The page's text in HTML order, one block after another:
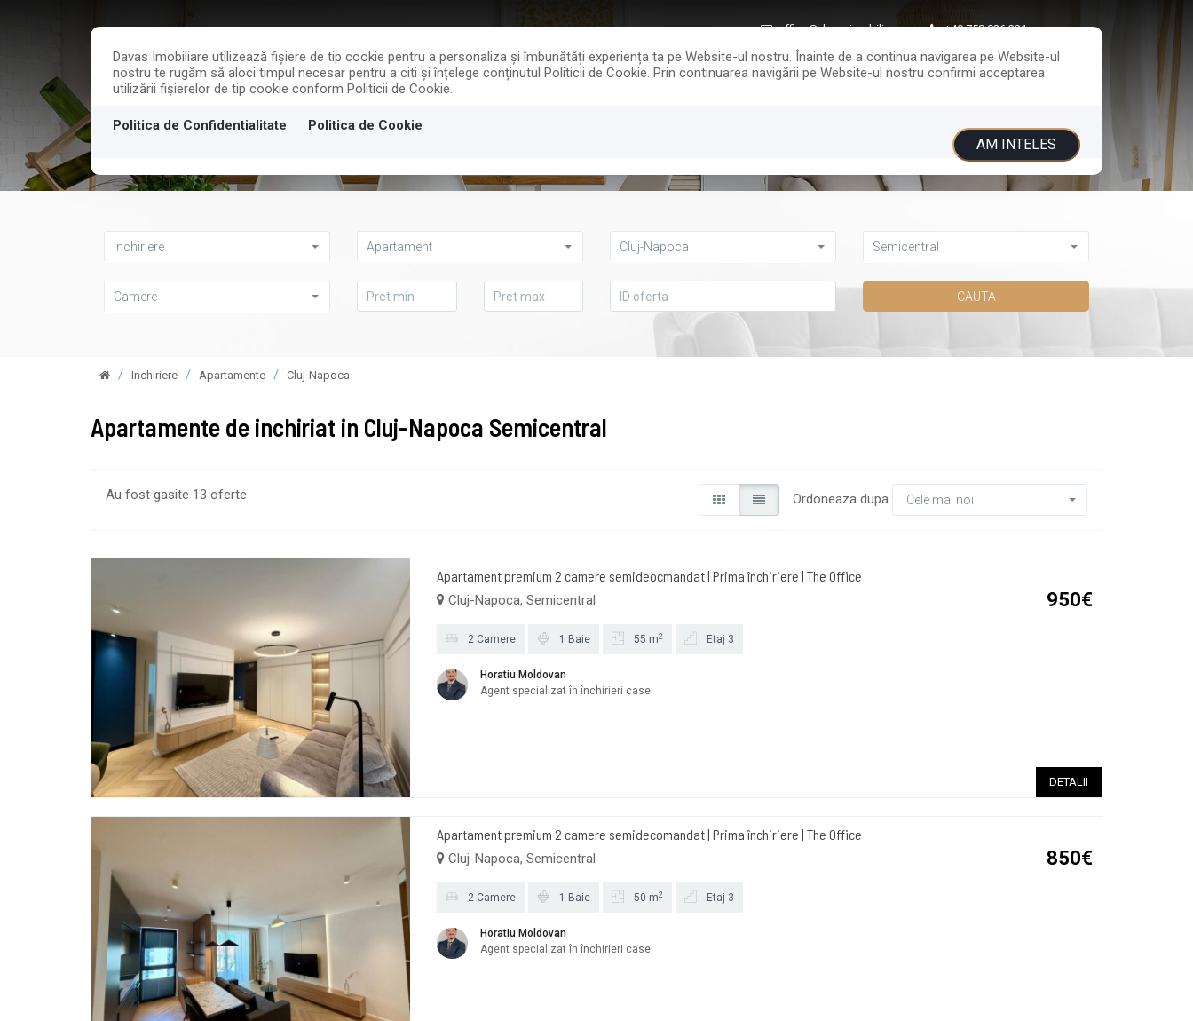
Davas Imobiliare utilizează fişiere de tip cookie pentru a personaliza și îmbunătăți experiența ta pe Website-ul nostru. Înainte de a continua navigarea pe Website-ul
nostru te rugăm să aloci timpul necesar pentru a citi și înțelege conținutul Politicii de Cookie. Prin continuarea navigării pe Website-ul nostru confirmi acceptarea
utilizării fişierelor de tip cookie conform Politicii de Cookie.
Politica de Confidentialitate Politica de Cookie
AM INTELES
office@davasimobiliare.ro +40 758 026 321
Inchiriere Apartament Cluj-Napoca Semicentral
Camere
Inchiriere Apartamente Cluj-Napoca
Apartamente de inchiriat in Cluj-Napoca Semicentral
Au fost gasite 13 oferte Ordoneaza dupa Cele mai noi
Apartament premium 2 camere semideocmandat | Prima închiriere | The Office
950€
Cluj-Napoca, Semicentral
2 Camere 1 Baie 55 m2 Etaj 3
Horatiu Moldovan
Agent specializat în închirieri case
DETALII
Apartament premium 2 camere semidecomandat | Prima închiriere | The Office
850€
Cluj-Napoca, Semicentral
2 Camere 1 Baie 50 m2 Etaj 3
Horatiu Moldovan
Agent specializat în închirieri case